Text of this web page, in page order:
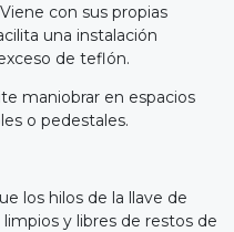
con sus propias
una instalación
de teflón.
maniobrar en espacios
o pedestales.
los hilos de la llave de
y libres de restos de